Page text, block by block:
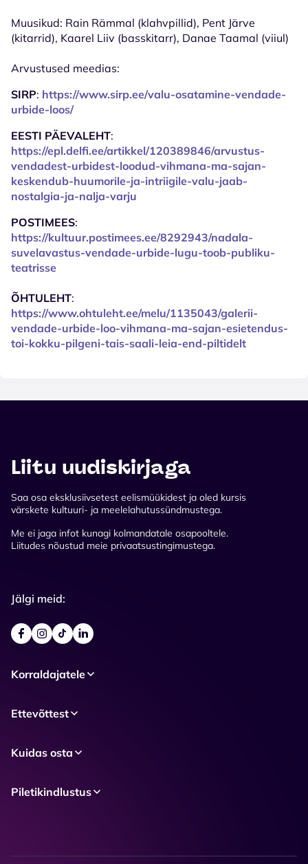
Muusikud: Rain Rämmal (klahvpillid), Pent Järve
(kitarrid), Kaarel Liiv (basskitarr), Danae Taamal (viiul)
Arvustused meedias:
SIRP: https://www.sirp.ee/valu-osatamine-vendade-
urbide-loos/
EESTI PÄEVALEHT:
https://epl.delfi.ee/artikkel/120389846/arvustus-
vendadest-urbidest-loodud-vihmana-ma-sajan-
keskendub-huumorile-ja-intriigile-valu-jaab-
nostalgia-ja-nalja-varju
POSTIMEES:
https://kultuur.postimees.ee/8292943/nadala-
suvelavastus-vendade-urbide-lugu-toob-publiku-
teatrisse
ÕHTULEHT:
https://www.ohtuleht.ee/melu/1135043/galerii-
vendade-urbide-loo-vihmana-ma-sajan-esietendus-
toi-kokku-pilgeni-tais-saali-leia-end-piltidelt
Liitu uudiskirjaga
Saa osa eksklusiivsetest eelismüükidest ja oled kursis
värskete kultuuri- ja meelelahutussündmustega.
Me ei jaga infot kunagi kolmandatale osapooltele.
Liitudes nõustud meie privaatsustingimustega.
Jälgi meid:
Korraldajatele
Ettevõttest
Kuidas osta
Piletikindlustus